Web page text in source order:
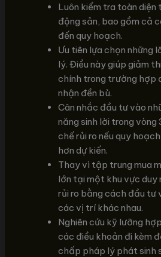
Luôn kiểm tra toàn
động sản, bao gồm cả
đến quy hoạch.
Ưu tiên lựa chọn những
lý. Điều này giúp giảm
chính trong trường hợp
nhận đền bù.
Cân nhắc đầu tư vào
năng sinh lời trong
chế rủi ro nếu quy
hơn dự kiến.
Thay vì tập trung mua
lớn tại một khu vực duy
rủi ro bằng cách đầu tư
các vị trí khác nhau.
Nghiên cứu kỹ lưỡng
các điều khoản đi kèm
chấp pháp lý phát sinh